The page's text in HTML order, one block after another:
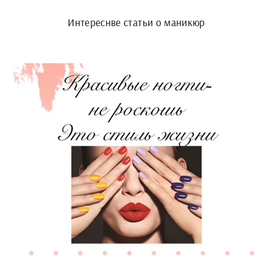
Интереснве статьи о маникюр